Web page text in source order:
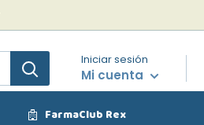
Iniciar sesión
Mi cuenta
FarmaClub Rex